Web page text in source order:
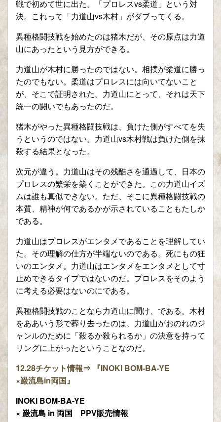
戦で初めて世に出た。「プロレスvs柔道」という対
決。これって「力道山vs木村」がダブってくる。
異種格闘技戦を始めたのは猪木だが、その原点は力道
山にあったという見方ができる。
力道山が木村に勝ったのではない。相撲が柔道に勝っ
たのでもない。柔道はプロレスには向いてないこと
が、そこで証明された。力道山にとって、それは天下
統一の闘いでもあったのだ。
猪木がやった異種格闘技戦は、負けた側がすべてを失
うというのではない。力道山vs木村戦は負けた側を抹
殺する結果となった。
次元が違う。力道山はその残酷さを通過して、日本の
プロレスの繁栄を築くことができた。この力道山イズ
ムは誰も真似できない。ただ、そこに異種格闘技戦の
本質、精神が何であるかが示されていることもたしか
である。
力道山はプロレスがエンタメであることを理解してい
た。その理解の仕方が半端ないのである。死にもの狂
いのエンタメ。力道山はエンタメをエンタメとして寸
止めできるタイプではないのだ。プロレスをそのよう
に考える必要はないのにである。
異種格闘技戦のことなら力道山に聞け、である。木村
をああいう形で葬り去ったのは、力道山がおのれのジ
ャンルのために「殺るか殺られるか」の決意を持って
リングに上がったということなのだ。
12.28チケット情報⇒ 『INOKI BOM-BA-YE
×巌流島in両国』
INOKI BOM-BA-YE
× 巌流島 in 両国 PPV販売情報